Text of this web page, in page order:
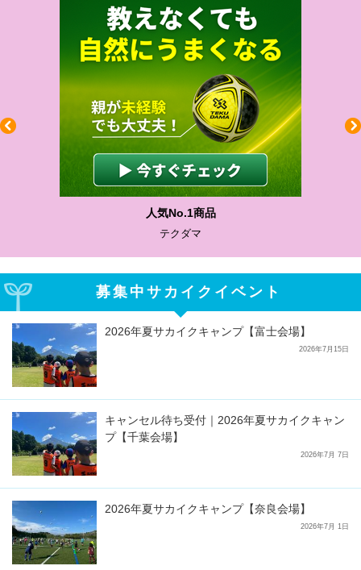
わかりやすい質問に沿って書ける
サカイクサッカーノート
募集中サカイクイベント
2026年夏サカイクキャンプ【富士会場】
2026年7月15日
キャンセル待ち受付｜2026年夏サカイクキャン
プ【千葉会場】
2026年7月 7日
2026年夏サカイクキャンプ【奈良会場】
2026年7月 1日